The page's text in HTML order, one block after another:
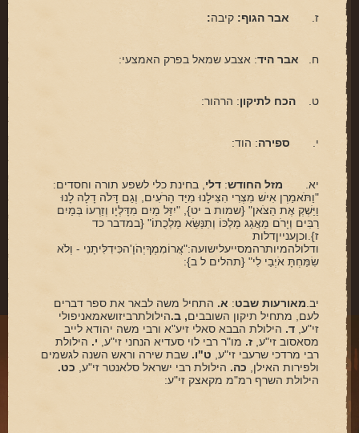
הרב שמואל אליהו
תרומות
חנות ספרים
מאמרים
פרשת השבוע
הבעל שם-טוב
אירועים מיוחדים
ז. אבר הגוף: קיבה:
ח. אבר היד: אצבע שמאל בפרק האמצעי:
ט. הכח לתיקון: הרהור:
י. ספירה: הוד:
יא. מזל החודש: דלי, בחינת כלי לשפע תורה וחסדים:
"וַתֹּאמַרְן אִישׁ מִצְרִי הִצִּילָנוּ מִיַּד הָרֹעִים, וְגַם דָּלֹה דָלָה לָנוּ
וַיַּשְׁקְ אֶת הַצֹּאן" {שמות ב יט}, "יִזַּל מַיִם מִדָּלְיָו וְזַרְעוֹ בְּמַיִם
רַבִּים וְיָרֹם מֵאֲגַג מַלְכּוֹ וְתִנַּשֵּׂא מַלְכֻתוֹ" {במדבר כד
ז}.וכןענייןדלות
ודלולהמיותרהמסייעלישועה:"אֲרוֹמִמְךָיְהֹוָ'הכִּידִלִּיתָנִי - וְלֹא
שִׂמַּחְתָּ אֹיְבַי לִי" {תהלים ל ב}:
יב.מאורעות שבט: א. התחיל משה לבאר את ספר דברים
לעם, מתחיל תיקון השובבים, ב.הילולתרביזושאמאניפולי
זי"ע, ד. הילולת הבבא סאלי זיע"א ורבי משה יהודא לייב
מסאסוב זי"ע, ז. מו"ר רבי לוי סעדיא הנחני זי"ע, י. הילולת
רבי מרדכי שרעבי זי"ע, ט"ו. שבת שירה וראש השנה לגשמים
ולפירות האילן, כה. הילולת רבי ישראל סלאנטר זי"ע, כט.
הילולת השרף רמ"מ מקאצק זי"ע: